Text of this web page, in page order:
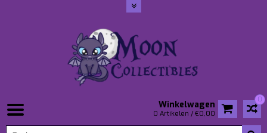
0
Winkelwagen
0 Artikelen / €0,00